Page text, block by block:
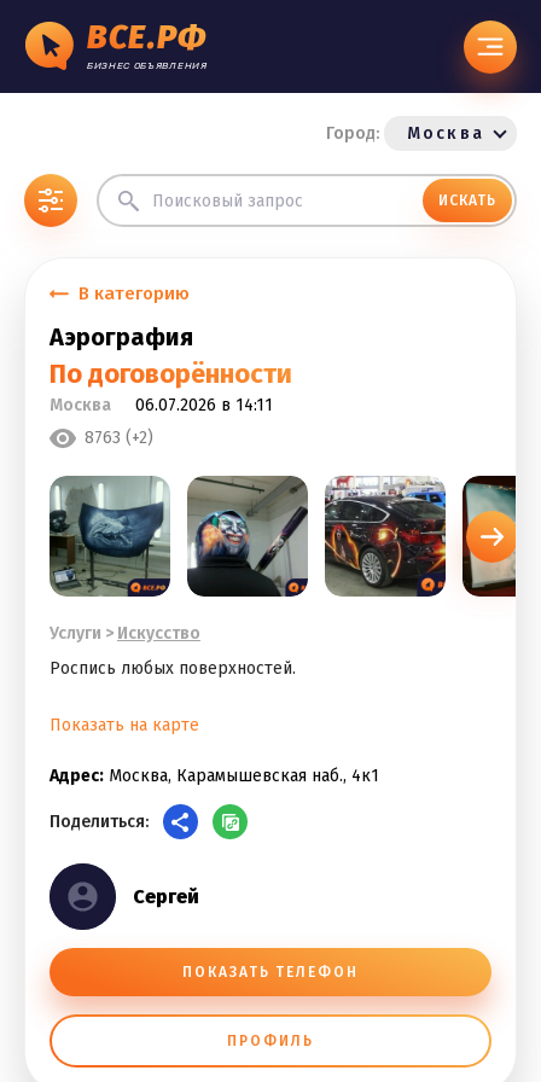
ВСЕ.РФ
БИЗНЕС ОБЪЯВЛЕНИЯ
Город: Москва
ИСКАТЬ
В категорию
Аэрография
По договорённости
Москва
06.07.2026 в 14:11
8763 (+2)
Услуги > Искусство
Роспись любых поверхностей.
Показать на карте
Адрес: Москва, Карамышевская наб., 4к1
Поделиться:
Сергей
ПОКАЗАТЬ ТЕЛЕФОН
ПРОФИЛЬ